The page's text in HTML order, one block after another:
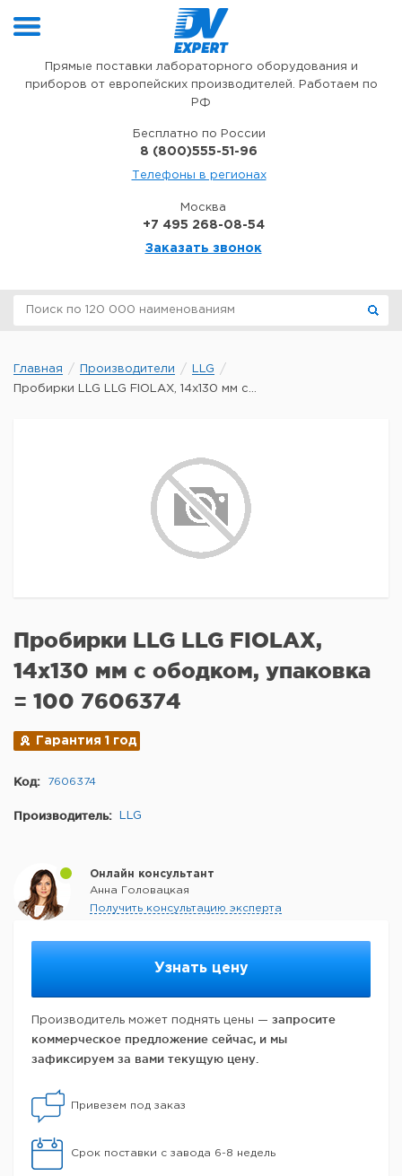
Прямые поставки лабораторного оборудования и
приборов от европейских производителей. Работаем по
РФ
Бесплатно по России
8 (800)555-51-96
Телефоны в регионах
Москва
+7 495 268-08-54
Заказать звонок
Главная Производители
LLG
Пробирки LLG LLG FIOLAX, 14x130 мм с...
Узнать цену
Производитель может поднять цены — запросите
коммерческое предложение сейчас, и мы
зафиксируем за вами текущую цену.
Привезем под заказ
Срок поставки с завода 6-8 недель
Пробирки LLG LLG FIOLAX,
14x130 мм с ободком, упаковка
= 100 7606374
Гарантия 1 год
Код: 7606374
Производитель: LLG
Онлайн консультант
Анна Головацкая
Получить консультацию эксперта